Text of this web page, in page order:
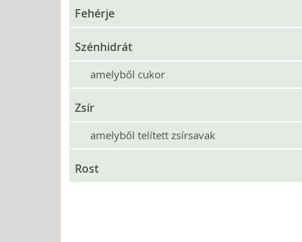
Fehérje
Szénhidrát
amelyből cukor
Zsír
amelyből telített zsírsavak
Rost